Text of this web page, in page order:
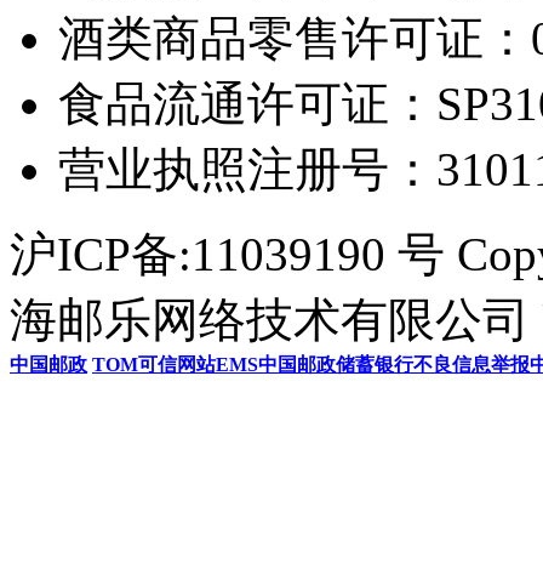
酒类商品零售许可证：
食品流通许可证：
营业执照注册号：
沪ICP备:11039190 号
海邮乐网络技术有限公司
中国邮政 TOM可信网站EMS中国邮政储蓄银行不良信息举报